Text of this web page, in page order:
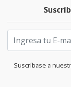
Suscríbase a